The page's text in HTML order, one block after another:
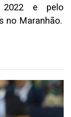
e pelo
no Maranhão.